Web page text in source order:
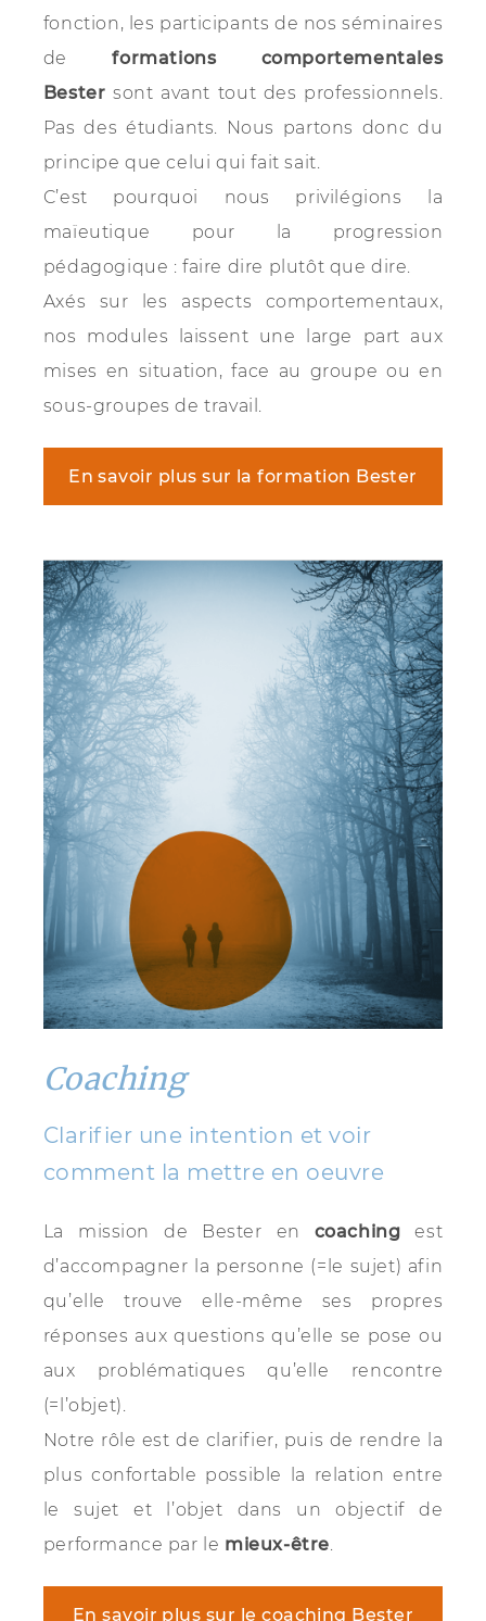
fonction, les participants de nos séminaires
deformations comportementales
Bester sont avant tout des professionnels.
Pas des étudiants. Nous partons donc du
principe que celui qui fait sait.
C’est pourquoi nous privilégions la
maïeutique pour la progression
pédagogique : faire dire plutôt que dire.
Axés sur les aspects comportementaux,
nos modules laissent une large part aux
mises en situation, face au groupe ou en
sous-groupes de travail.
En savoir plus sur la formation Bester
Coaching
Clarifier une intention et voir
comment la mettre en oeuvre
La mission de Bester en coaching est
d’accompagner la personne (=le sujet) afin
qu’elle trouve elle-même ses propres
réponses aux questions qu’elle se pose ou
aux problématiques qu’elle rencontre
(=l’objet).
Notre rôle est de clarifier, puis de rendre la
plus confortable possible la relation entre
le sujet et l’objet dans un objectif de
performance par le mieux-être.
En savoir plus sur le coaching Bester